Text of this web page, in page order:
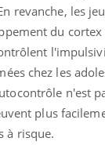
revanche, les
du
chez les
n'est
plus
à risque.